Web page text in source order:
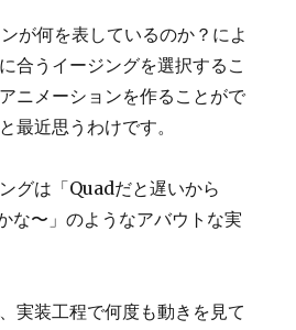
が何を表しているのか？によ
合うイージングを選択するこ
ニメーションを作ることがで
最近思うわけです。
グは「Quadだと遅いから
な〜」のようなアバウトな実
実装工程で何度も動きを見て